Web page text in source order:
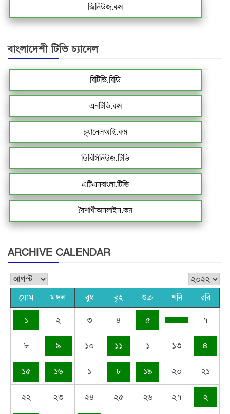
জিনিউজ.কম
বাংলাদেশী টিভি চ্যানেল
বিটিভি.বিডি
এনটিভি.কম
চ্যানেলআই.কম
ডিবিসিনিউজ.টিভি
এটিএনবাংলা.টিভি
বৈশাখীঅনলাইন.কম
ARCHIVE CALENDAR
সোম মঙ্গল বুধ বৃহ শুক্র শনি রবি
১ ২ ৩ ৪ ৫ ৭
৮ ৯ ১০ ১১ ১ ১৩ ৪
১৫ ১৬ ১ ৮ ১৯ ২০ ২১
২২ ২৩ ২৪ ২৫ ২৬ ২৭ ২